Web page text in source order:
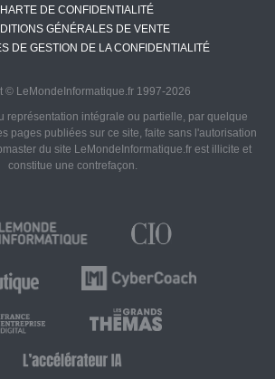
DE CONFIDENTIALITÉ
GÉNÉRALES DE VENTE
DE GESTION DE LA CONFIDENTIALITÉ
© LeMondeInformatique.fr 1997-2026
représentation intégrale ou partielle, par quelque
pages publiées sur ce site, faite sans l'autorisation
du site LeMondeInformatique.fr est illicite et
constitue une contrefaçon.